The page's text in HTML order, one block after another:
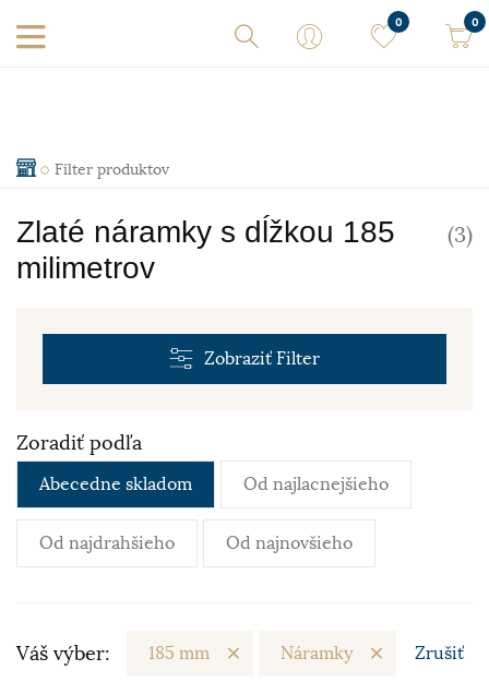
0 0
Filter produktov
Zlaté náramky s dĺžkou 185
milimetrov
(3)
Zobraziť Filter
Zoradiť podľa
Abecedne skladom Od najlacnejšieho
Od najdrahšieho Od najnovšieho
Váš výber: 185 mm Náramky Zrušiť